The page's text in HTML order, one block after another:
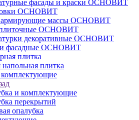
фасады и краски ОСНОВИТ
ОСНОВИТ
армирующие массы ОСНОВИТ
ОСНОВИТ
декоративные ОСНОВИТ
фасадные ОСНОВИТ
плитка
плитка
и комплектующие
перекрытий
опалубка